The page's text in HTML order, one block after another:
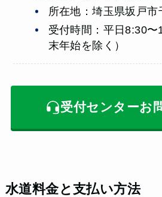
所在地：埼玉県坂戸
受付時間：平日8:30
末年始を除く）
受付センターお
水道料金と支払い方法